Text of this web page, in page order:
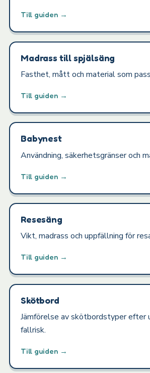
Till guiden →
Madrass till spjälsäng
Fasthet, mått och material som
Till guiden →
Babynest
Användning, säkerhetsgränser och
Till guiden →
Resesäng
Vikt, madrass och uppfällning för
Till guiden →
Skötbord
Jämförelse av skötbordstyper efter
fallrisk.
Till guiden →